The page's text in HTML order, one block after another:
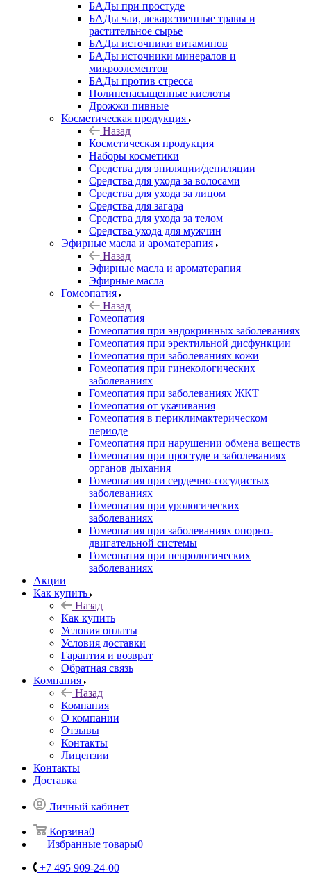
БАДы при простуде
БАДы чаи, лекарственные травы и
растительное сырье
БАДы источники витаминов
БАДы источники минералов и
микроэлементов
БАДы против стресса
Полиненасыщенные кислоты
Дрожжи пивные
Косметическая продукция
Назад
Косметическая продукция
Наборы косметики
Средства для эпиляции/депиляции
Средства для ухода за волосами
Средства для ухода за лицом
Средства для загара
Средства для ухода за телом
Средства ухода для мужчин
Эфирные масла и ароматерапия
Назад
Эфирные масла и ароматерапия
Эфирные масла
Гомеопатия
Назад
Гомеопатия
Гомеопатия при эндокринных заболеваниях
Гомеопатия при эректильной дисфункции
Гомеопатия при заболеваниях кожи
Гомеопатия при гинекологических
заболеваниях
Гомеопатия при заболеваниях ЖКТ
Гомеопатия от укачивания
Гомеопатия в периклимактерическом
периоде
Гомеопатия при нарушении обмена веществ
Гомеопатия при простуде и заболеваниях
органов дыхания
Гомеопатия при сердечно-сосудистых
заболеваниях
Гомеопатия при урологических
заболеваниях
Гомеопатия при заболеваниях опорно-
двигательной системы
Гомеопатия при неврологических
заболеваниях
Акции
Как купить
Назад
Как купить
Условия оплаты
Условия доставки
Гарантия и возврат
Обратная связь
Компания
Назад
Компания
О компании
Отзывы
Контакты
Лицензии
Контакты
Доставка
Личный кабинет
Корзина0
Избранные товары0
+7 495 909-24-00